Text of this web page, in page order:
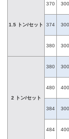
1.5 トン/セット
370 300
374 300
380 300
2 トン/セット
380 300
480 400
384 300
484 400